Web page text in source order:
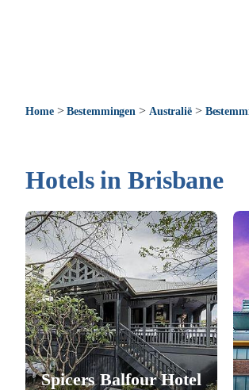
Home>Bestemmingen > Australië>
Hotels in Brisbane
Spicers Balfour Hotel